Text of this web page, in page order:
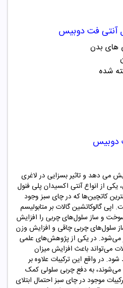
آنتی فت دوبیس
های بدن
شده
دوبیس
می دهد و تاثیر بسزایی در لاغری
یکی از انواع آنتی اکسیدان پلی فنول
کاتچین‌ها که در چای سبز وجود
اپی گالوکاتشین گالات بر متابولیسم
و ساز سلول‌های چربی را افزایش
سلول‌های چربی چاقی و افزایش وزن
می‌شود. در یکی از پژوهش‌های علمی
می‌تواند باعث افزایش میزان
چربی تا 33 درصد شود. در واقع این ترکیبات علاوه بر
می‌شوند، به دفع چربی سلولی کمک
موجود در چای سبز احتمال ابتلای